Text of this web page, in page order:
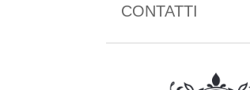
CONTATTI